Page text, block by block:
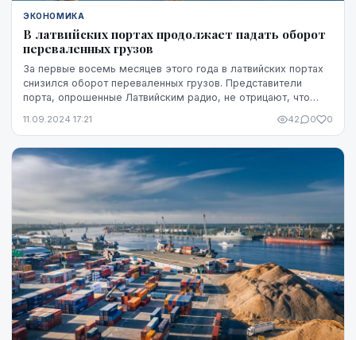
ЭКОНОМИКА
В латвийских портах продолжает падать оборот
переваленных грузов
За первые восемь месяцев этого года в латвийских портах
снизился оборот переваленных грузов. Представители
порта, опрошенные Латвийским радио, не отрицают, что
11.09.2024 17:21 42 0 0